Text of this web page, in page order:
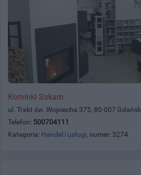
Kominki Sakam
ul. Trakt św. Wojciecha 375, 80-007 Gdańsk
Telefon: 500704111
Kategoria: Handel i usługi, numer: 3274